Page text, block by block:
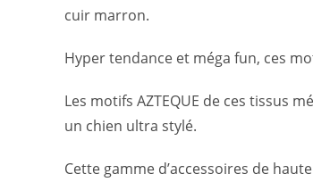
cuir marron.
Hyper tendance et méga fun, ces
Les motifs AZTEQUE de ces tissus
un chien ultra stylé.
Cette gamme d’accessoires de